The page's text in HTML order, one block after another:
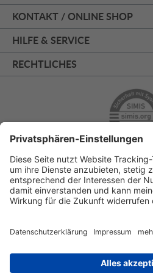
KONTAKT / ONLINE SHOP
HILFE & SERVICE
RECHTLICHES
ÜBER 125 JAHRE AM
PERSÖNLICHE
KOSTENLOSER